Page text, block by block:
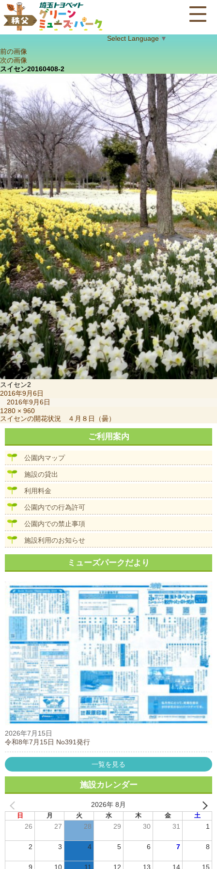
Select Language ▼
前の画像
次の画像
スイセン20160408-2
スイセン2
投
日:
2016年9月6日
2016年9月6日
フ
ル
サ
ズ
1280 × 960
投
稿
ビ
スイセンの開花状況 ４月８日（曇）
ご利用案内
公園内マップ
施設の貸出
利用料金
公園内での行為許可
公園内での禁止事項
施設利用のお知らせ
ミューズパークだより
2026年7月15日
令和8年7月15日 No391発行
一覧を見る
施設カレンダー
2026年 8月
日 月 火 水 木 金 土
26 27 28 29 30 31 1
2 3 4 5 6 7 8
9 10 11 12 13 14 15